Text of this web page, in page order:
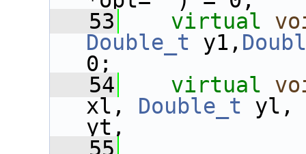
   53
virtual
Double_t y1,
0;
   54
virtual
xl, Double_t yl,
yt,
   55